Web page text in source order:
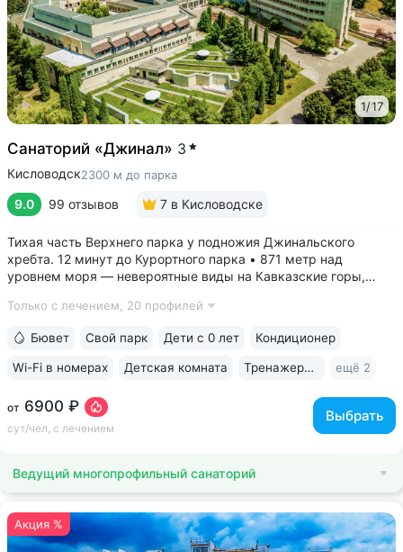
1/17
Санаторий «Джинал» 3
Кисловодск2300 м до парка
9.0 99 отзывов 7 в Кисловодске
Тихая часть Верхнего парка у подножия Джинальского
хребта. 12 минут до Курортного парка • 871 метр над
уровнем моря ­— невероятные виды на Кавказские горы,
расположены лучшие смотровые площадки Кисловодска •
Только с лечением, 20 профилей
от 6900 ₽
сут/чел, с лечением
Выбрать
Бювет Свой парк Дети с 0 лет Кондиционер
Wi-Fi в номерах Детская комната Тренажерный зал ещё 2
Ведущий многопрофильный санаторий
Акция %